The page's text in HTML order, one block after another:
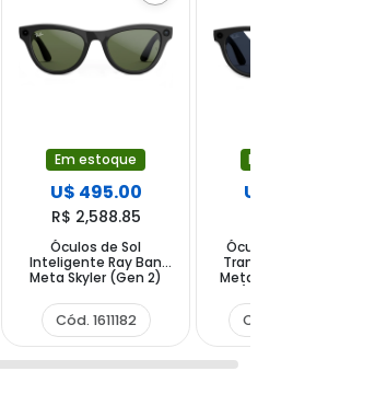
Em estoque
U$ 495.00
R$ 2,588.85
Óculos de Sol
Inteligente Ray Ban
Meta Skyler (Gen 2)
e Speaker - Shiny
Black G15 Green
Cód. 1611182
Em estoque
U$ 595.00
Óculos Inteligente
Transitions Ray Ban
Meta Headliner (Gen
Câmera e Speaker -
Shiny Black Sapphire
Cód. 1602869